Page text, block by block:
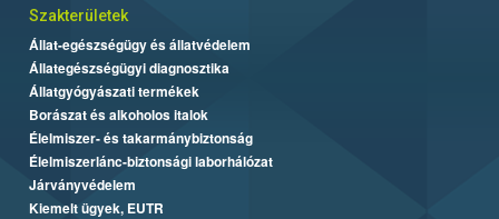
Szakterületek
Állat-egészségügy és állatvédelem
Állategészségügyi diagnosztika
Állatgyógyászati termékek
Borászat és alkoholos italok
Élelmiszer- és takarmánybiztonság
Élelmiszerlánc-biztonsági laborhálózat
Járványvédelem
Kiemelt ügyek, EUTR